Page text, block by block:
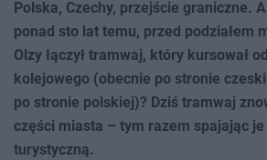
Polska, Czechy, przejście graniczne.
ponad sto lat temu, przed podziałem
Olzy łączył tramwaj, który kursował
kolejowego (obecnie po stronie
po stronie polskiej)? Dziś tramwaj
części miasta – tym razem spajając
turystyczną.